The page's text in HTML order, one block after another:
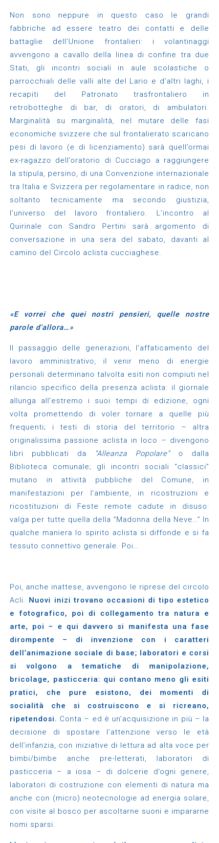
Non sono neppure in questo caso le grandi
fabbriche ad essere teatro dei contatti e delle
battaglie dell’Unione frontalieri: i volantinaggi
avvengono a cavallo della linea di confine tra due
Stati, gli incontri sociali in aule scolastiche o
parrocchiali delle valli alte del Lario e d’altri laghi, i
recapiti del Patronato trasfrontaliero in
retrobotteghe di bar, di oratori, di ambulatori.
Marginalità su marginalità, nel mutare delle fasi
economiche svizzere che sul frontalierato scaricano
pesi di lavoro (e di licenziamento) sarà quell’ormai
ex-ragazzo dell’oratorio di Cucciago a raggiungere
la stipula, persino, di una Convenzione internazionale
tra Italia e Svizzera per regolamentare in radice, non
soltanto tecnicamente ma secondo giustizia,
l’universo del lavoro frontaliero. L’incontro al
Quirinale con Sandro Pertini sarà argomento di
conversazione in una sera del sabato, davanti al
camino del Circolo aclista cucciaghese.
«E vorrei che quei nostri pensieri, quelle nostre
parole d’allora…»
Il passaggio delle generazioni, l’affaticamento del
lavoro amministrativo, il venir meno di energie
personali determinano talvolta esiti non compiuti nel
rilancio specifico della presenza aclista: il giornale
allunga all’estremo i suoi tempi di edizione, ogni
volta promettendo di voler tornare a quelle più
frequenti; i testi di storia del territorio – altra
originalissima passione aclista in loco – divengono
libri pubblicati da
“Alleanza Popolare”o dalla
Biblioteca comunale; gli incontri sociali “classici”
mutano in attività pubbliche del Comune, in
manifestazioni per l’ambiente, in ricostruzioni e
ricostituzioni di Feste remote cadute in disuso:
valga per tutte quella della “Madonna della Neve…” In
qualche maniera lo spirito aclista si diffonde e si fa
tessuto connettivo generale. Poi…
Poi, anche inattese, avvengono le riprese del circolo
Acli. Nuovi inizi trovano occasioni di tipo estetico
e fotografico, poi di collegamento tra natura e
arte, poi – e qui davvero si manifesta una fase
dirompente – di invenzione con i caratteri
dell’animazione sociale di base; laboratori e corsi
si volgono a tematiche di manipolazione,
bricolage, pasticceria: qui contano meno gli esiti
pratici, che pure esistono, dei momenti di
socialità che si costruiscono e si ricreano,
ripetendosi. Conta – ed è un’acquisizione in più – la
decisione di spostare l’attenzione verso le età
dell’infanzia, con iniziative di lettura ad alta voce per
bimbi/bimbe anche pre-letterati, laboratori di
pasticceria – a iosa – di dolcerie d’ogni genere,
laboratori di costruzione con elementi di natura ma
anche con (micro) neotecnologie ad energia solare,
con visite al bosco per ascoltarne suoni e impararne
nomi sparsi.